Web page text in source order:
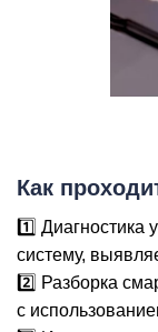
Как
1️⃣ Диагностика
систему,
2️⃣ Разборка
с